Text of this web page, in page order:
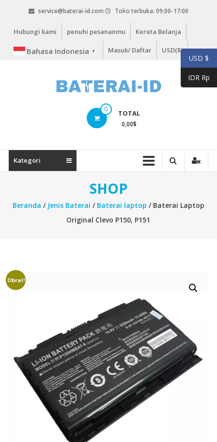
service@baterai-id.com Toko terbuka: 09:00-17:00
Hubungi kami penuhi pesananmu Kereta Belanja
Bahasa Indonesia ▼ Masuk/ Daftar USD($)
id.com
0 TOTAL
0,00$
Kategori
SHOP
Beranda / Jenis Baterai / Baterai laptop / Baterai Laptop
Original Clevo P150, P151
Obral!
USD $
IDR Rp